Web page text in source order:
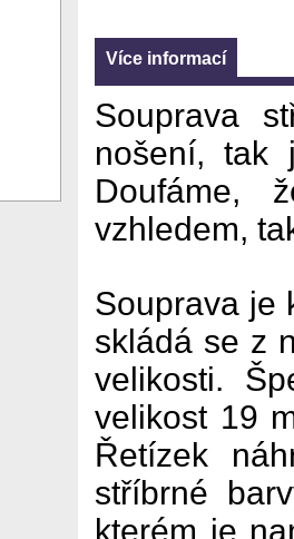
Více informací
Souprava
nošení, tak
Doufáme,
vzhledem,
Souprava je
skládá se z
velikosti.
velikost 19
Řetízek
stříbrné
kterém je